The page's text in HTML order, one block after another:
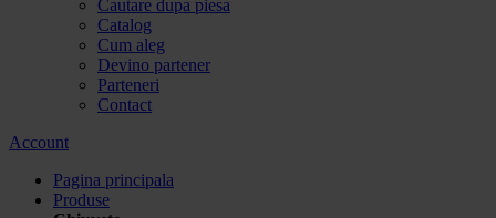
Cautare dupa piesa
Catalog
Cum aleg
Devino partener
Parteneri
Contact
Account
Pagina principala
Produse